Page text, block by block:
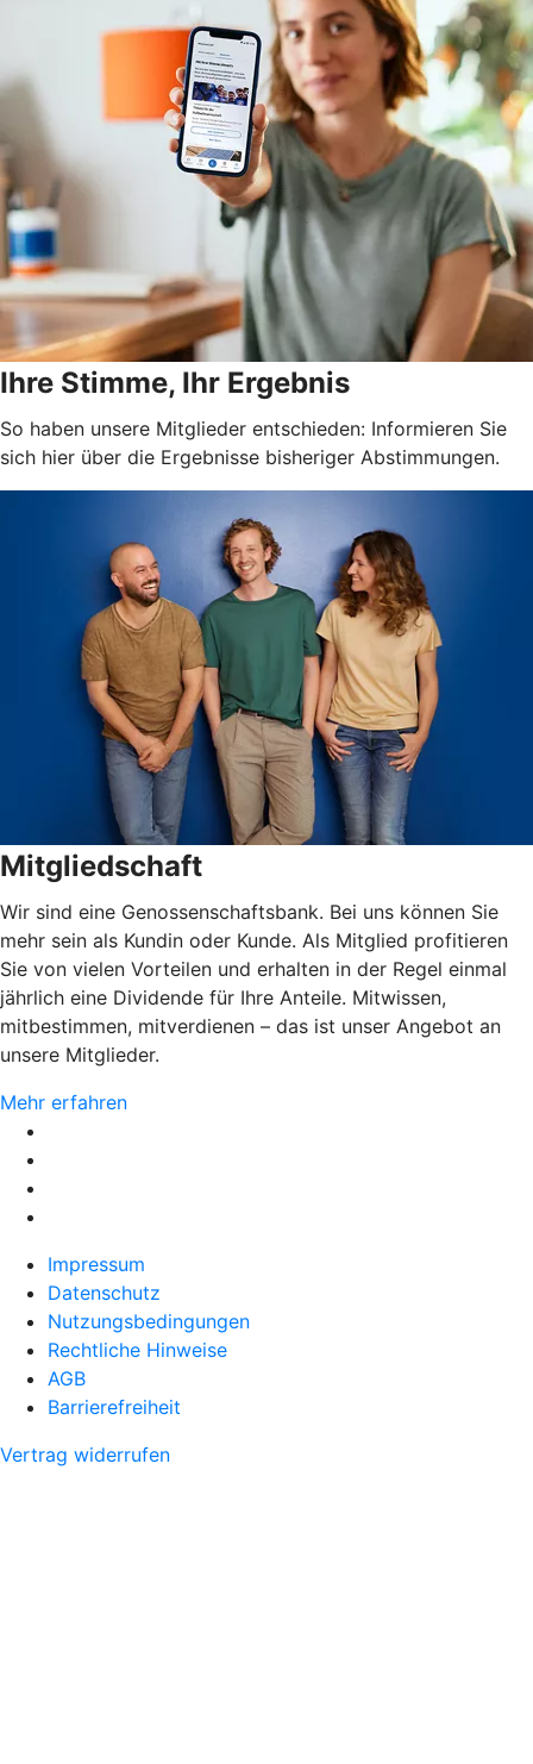
Ihre Stimme, Ihr Ergebnis
So haben unsere Mitglieder entschieden: Informieren Sie
sich hier über die Ergebnisse bisheriger Abstimmungen.
Mitgliedschaft
Wir sind eine Genossenschaftsbank. Bei uns können Sie
mehr sein als Kundin oder Kunde. Als Mitglied profitieren
Sie von vielen Vorteilen und erhalten in der Regel einmal
jährlich eine Dividende für Ihre Anteile. Mitwissen,
mitbestimmen, mitverdienen – das ist unser Angebot an
unsere Mitglieder.
Mehr erfahren
Impressum
Datenschutz
Nutzungsbedingungen
Rechtliche Hinweise
AGB
Barrierefreiheit
Vertrag widerrufen